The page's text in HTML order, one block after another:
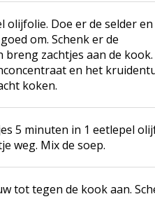
olijfolie. Doe er de selder en
om. Schenk er de
zachtjes aan de
en het
koken.
5 minuten in 1 eetlepel
weg. Mix de soep.
tot tegen de kook aan.